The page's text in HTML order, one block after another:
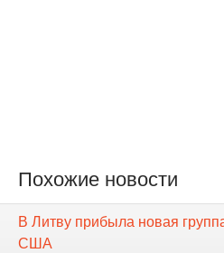
Похожие новости
В Литву прибыла новая
США